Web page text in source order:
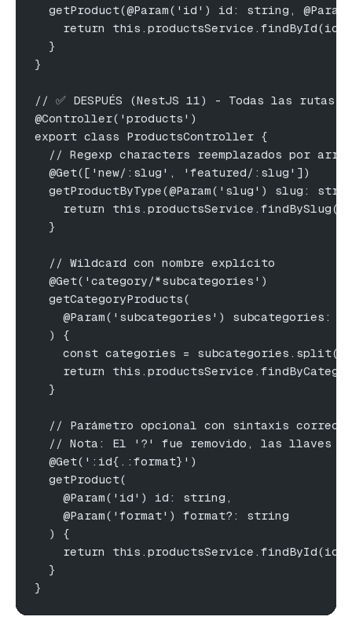
getProduct(@Param('id') id: string,
return this.productsService.findById(id,
  }
}
// ✅ DESPUÉS (NestJS 11) - Todas las rutas
@Controller('products')
export class ProductsController {
// Regexp characters reemplazados por
  @Get(['new/:slug', 'featured/:slug'])
getProductByType(@Param('slug') slug:
return
  }
  // Wildcard con nombre explícito
  @Get('category/*subcategories')
  getCategoryProducts(
@Param('subcategories') subcategories:
  ) {
const categories =
return
  }
  // Parámetro opcional con sintaxis correcta
// Nota: El '?' fue removido, las llaves
  @Get(':id{.:format}')
  getProduct(
    @Param('id') id: string,
    @Param('format') format?: string
  ) {
return this.productsService.findById(id,
  }
}